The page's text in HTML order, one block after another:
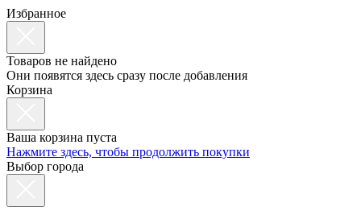
Избранное
Товаров не найдено
Они появятся здесь сразу после добавления
Корзина
Ваша корзина пуста
Нажмите здесь, чтобы продолжить покупки
Выбор города